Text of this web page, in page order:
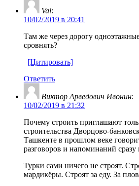
Val:
10/02/2019 в 20:41
Там же через дорогу
сровнять?
[Цитировать]
Ответить
Виктор Арведович Ивонин:
10/02/2019 в 21:32
Почему строить приглашают
строительства Дворцово-
Ташкенте в прошлом веке
разговоров и напоминаний сразу
Турки сами ничего не строят.
мардикёры. Строят за еду. За